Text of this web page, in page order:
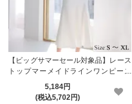
【ビッグサマーセール対象品】レース
トップマーメイドラインワンピース
(キャバドレス・CABARETDRESS)
5,184円
(税込5,702円)